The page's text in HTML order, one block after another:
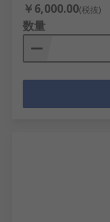
￥6,000.00(税抜)
数量